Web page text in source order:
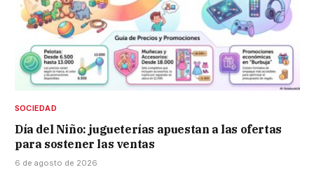
SOCIEDAD
Día del Niño: jugueterías apuestan a las ofertas
para sostener las ventas
6 de agosto de 2026